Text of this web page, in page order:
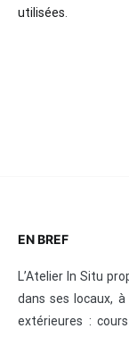
utilisées
EN BREF
L’Atelier In Situ
dans ses locaux,
extérieures :